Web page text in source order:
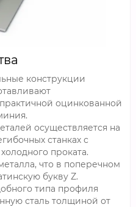
конструкции
оцинкованной
осуществляется на
станках с
проката.
что в поперечном
букву Z.
типа профиля
сталь толщиной от